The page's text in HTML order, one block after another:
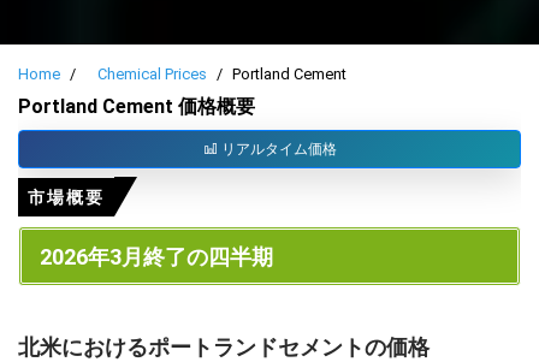
Home Chemical Prices Portland Cement
Portland Cement 価格概要
リアルタイム価格
市場概要
2026年3月終了の四半期
北米におけるポートランドセメントの価格